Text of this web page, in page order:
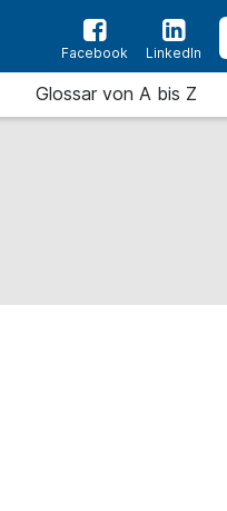
Facebook LinkedIn
Glossar von A bis Z